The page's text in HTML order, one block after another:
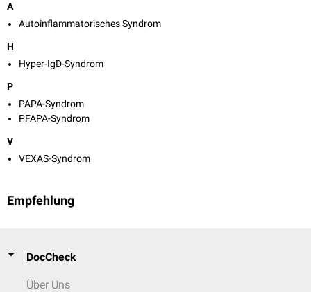
A
Autoinflammatorisches Syndrom
H
Hyper-IgD-Syndrom
P
PAPA-Syndrom
PFAPA-Syndrom
V
VEXAS-Syndrom
Empfehlung
DocCheck
Über Uns